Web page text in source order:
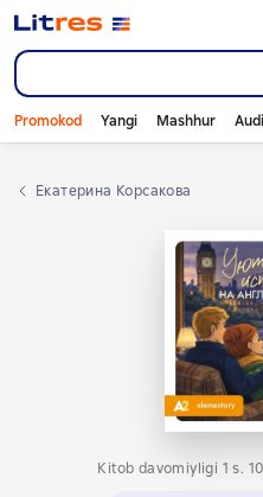
Promokod Yangi Mashhur
Екатерина Корсакова
Kitob davomiyligi 1 s.